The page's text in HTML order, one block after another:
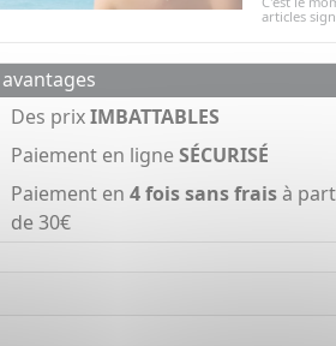
articles
Des prixIMBATTABLES
Paiement en ligneSÉCURISÉ
Paiement en 4 fois sans fraisà
de 30€